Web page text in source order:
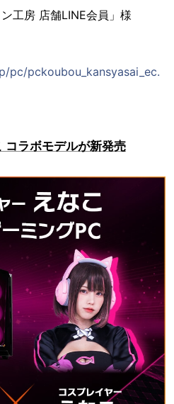
工房 店舗LINE会員」様
pc/pckoubou_kansyasai_ec.
ラボモデルが新発売